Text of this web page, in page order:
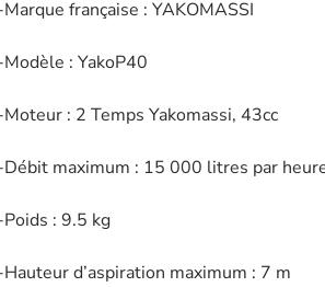
française : YAKOMASSI
: YakoP40
: 2 Temps Yakomassi, 43cc
maximum : 15 000 litres par
: 9.5 kg
d’aspiration maximum : 7 m